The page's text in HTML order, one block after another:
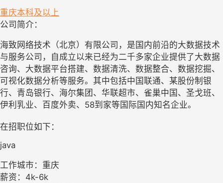
重庆本科及以上
公司简介：
海致网络技术（北京）有限公司，是国内前沿的大数据技术
与服务公司，自成立以来已经为二千多家企业提供了大数据
咨询、大数据平台搭建、数据清洗、数据整合、数据挖掘、
可视化数据分析等服务。其中包括中国联通、某股份制银
行、青岛银行、海尔集团、华联超市、雀巢中国、圣戈班、
伊利乳业、百度外卖、58到家等国际国内知名企业。
在招职位如下：
java
工作城市：重庆
薪资：4k-6k